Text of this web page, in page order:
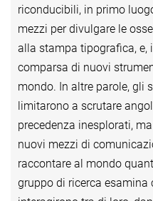
riconducibili, in primo
mezzi per divulgare le
alla stampa tipografica, e,
comparsa di nuovi
mondo. In altre parole, gli
limitarono a scrutare
precedenza inesplorati,
nuovi mezzi di
raccontare al mondo
gruppo di ricerca esamina